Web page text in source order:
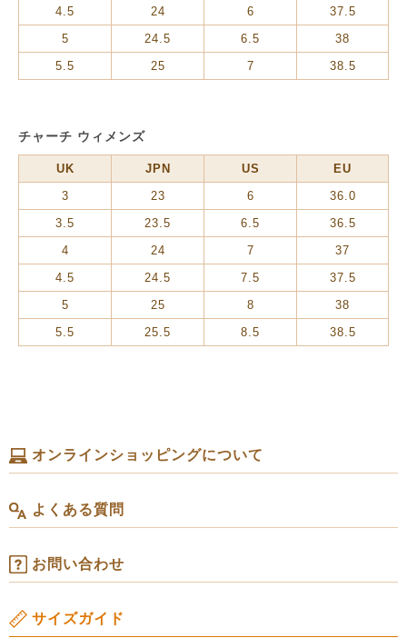
4.5
24 6
37.5
5
24.5 6.5
38
5.5
25 7 38.5
チャーチ ウィメンズ
UK JPN US
EU
3
23 6
36.0
3.5
23.5 6.5
36.5
4
24 7
37
4.5
24.5 7.5
37.5
5
25 8
38
5.5
25.5 8.5 38.5
オンラインショッピングについて
よくある質問
お問い合わせ
サイズガイド